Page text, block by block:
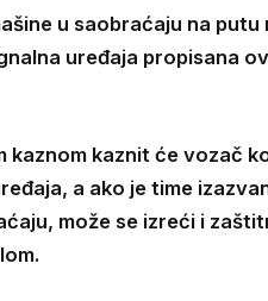
u saobraćaju na putu
uređaja propisana
kaznom kaznit će vozač
a ako je time
može se izreći i